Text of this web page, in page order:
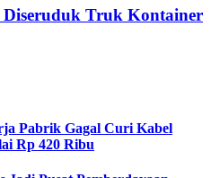
Diseruduk Truk Kontainer
Pabrik Gagal Curi Kabel
Rp 420 Ribu